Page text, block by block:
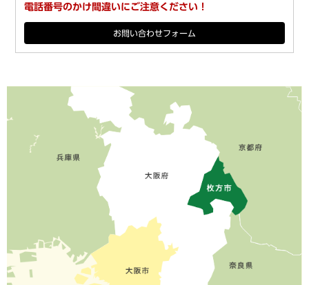
電話番号のかけ間違いにご注意ください！
お問い合わせフォーム